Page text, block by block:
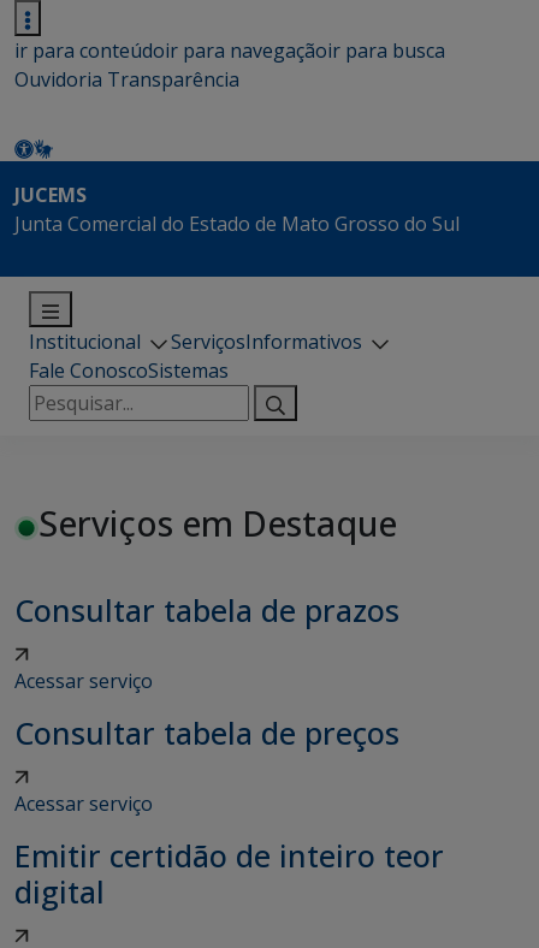
ir para conteúdoir para navegaçãoir para busca
Ouvidoria Transparência
JUCEMS
Junta Comercial do Estado de Mato Grosso do Sul
Institucional ServiçosInformativos
Fale ConoscoSistemas
Pesquisar
por:
Serviços em Destaque
Consultar tabela de prazos
Acessar serviço
Consultar tabela de preços
Acessar serviço
Emitir certidão de inteiro teor
digital